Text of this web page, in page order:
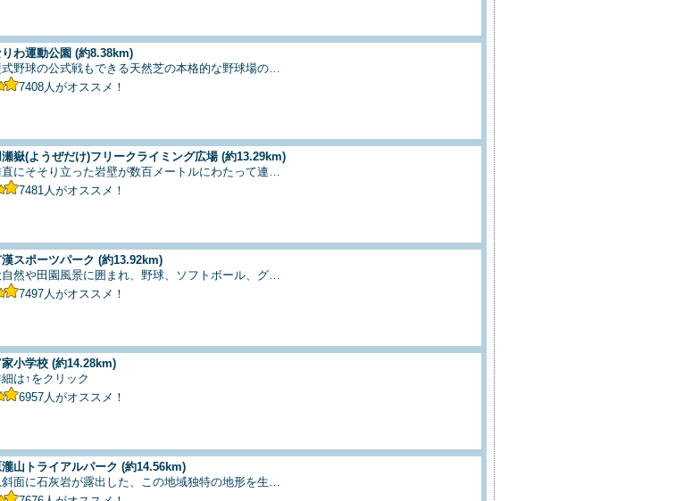
わ運動公園 (約8.38km)
野球の公式戦もできる天然芝の本格的な野球場の…
7408 人がオススメ！
瀬嶽(ようぜだけ)フリークライミング広場 (約13.29km)
にそそり立った岩壁が数百メートルにわたって連…
7481 人がオススメ！
スポーツパーク (約13.92km)
自然や田園風景に囲まれ、野球、ソフトボール、グ…
7497 人がオススメ！
小学校 (約14.28km)
は↑をクリック
6957 人がオススメ！
瀧山トライアルパーク (約14.56km)
面に石灰岩が露出した、この地域独特の地形を生…